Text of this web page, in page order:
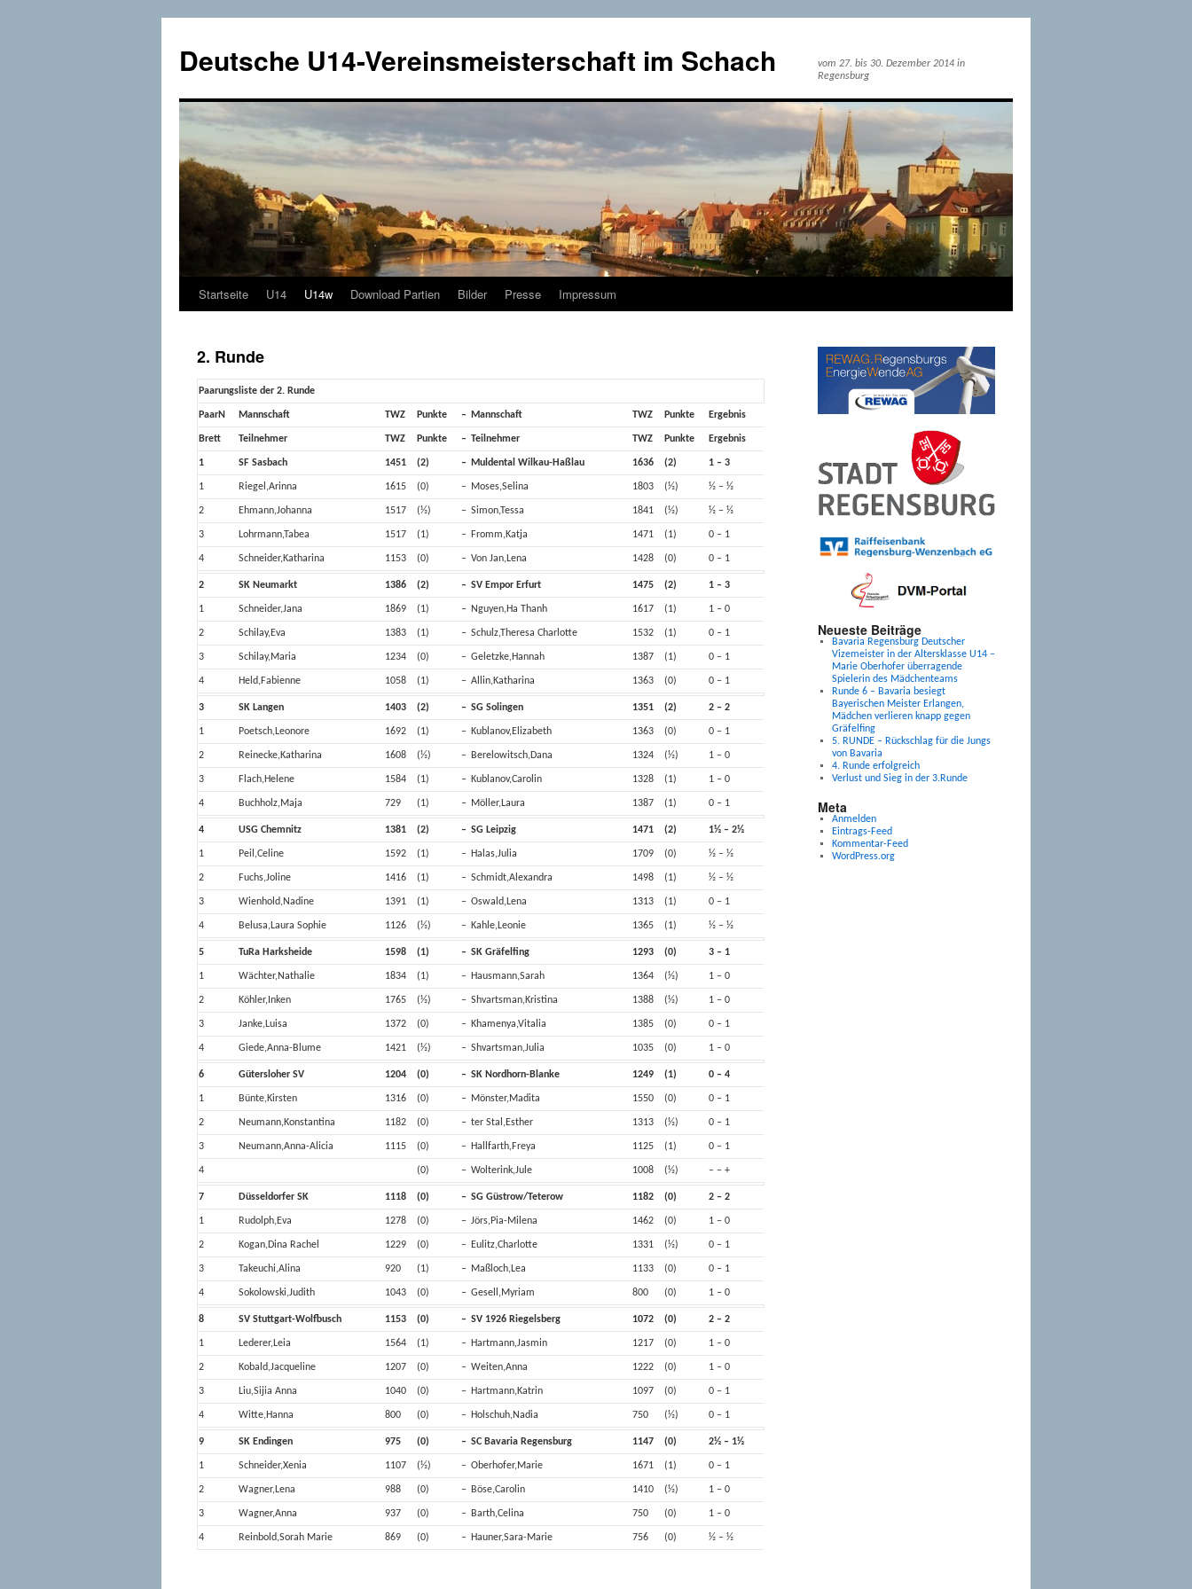
Deutsche U14-Vereinsmeisterschaft im Schach
vom 27. bis 30. Dezember 2014 in
Regensburg
Zum
springen
Startseite U14 U14w Download Partien Bilder Presse Impressum
2. Runde
Paarungsliste der 2. Runde
PaarN Mannschaft TWZ Punkte – Mannschaft TWZ Punkte Ergebnis
Brett Teilnehmer TWZ Punkte – Teilnehmer TWZ Punkte Ergebnis
1 SF Sasbach 1451 (2) – Muldental Wilkau-Haßlau 1636 (2) 1 – 3
1 Riegel,Arinna 1615 (0) – Moses,Selina 1803 (½) ½ – ½
2 Ehmann,Johanna 1517 (½) – Simon,Tessa 1841 (½) ½ – ½
3 Lohrmann,Tabea 1517 (1) – Fromm,Katja 1471 (1) 0 – 1
4 Schneider,Katharina 1153 (0) – Von Jan,Lena 1428 (0) 0 – 1
2 SK Neumarkt 1386 (2) – SV Empor Erfurt 1475 (2) 1 – 3
1 Schneider,Jana 1869 (1) – Nguyen,Ha Thanh 1617 (1) 1 – 0
2 Schilay,Eva 1383 (1) – Schulz,Theresa Charlotte 1532 (1) 0 – 1
3 Schilay,Maria 1234 (0) – Geletzke,Hannah 1387 (1) 0 – 1
4 Held,Fabienne 1058 (1) – Allin,Katharina 1363 (0) 0 – 1
3 SK Langen 1403 (2) – SG Solingen 1351 (2) 2 – 2
1 Poetsch,Leonore 1692 (1) – Kublanov,Elizabeth 1363 (0) 0 – 1
2 Reinecke,Katharina 1608 (½) – Berelowitsch,Dana 1324 (½) 1 – 0
3 Flach,Helene 1584 (1) – Kublanov,Carolin 1328 (1) 1 – 0
4 Buchholz,Maja 729 (1) – Möller,Laura 1387 (1) 0 – 1
4 USG Chemnitz 1381 (2) – SG Leipzig 1471 (2) 1½ – 2½
1 Peil,Celine 1592 (1) – Halas,Julia 1709 (0) ½ – ½
2 Fuchs,Joline 1416 (1) – Schmidt,Alexandra 1498 (1) ½ – ½
3 Wienhold,Nadine 1391 (1) – Oswald,Lena 1313 (1) 0 – 1
4 Belusa,Laura Sophie 1126 (½) – Kahle,Leonie 1365 (1) ½ – ½
5 TuRa Harksheide 1598 (1) – SK Gräfelfing 1293 (0) 3 – 1
1 Wächter,Nathalie 1834 (1) – Hausmann,Sarah 1364 (½) 1 – 0
2 Köhler,Inken 1765 (½) – Shvartsman,Kristina 1388 (½) 1 – 0
3 Janke,Luisa 1372 (0) – Khamenya,Vitalia 1385 (0) 0 – 1
4 Giede,Anna-Blume 1421 (½) – Shvartsman,Julia 1035 (0) 1 – 0
6 Gütersloher SV 1204 (0) – SK Nordhorn-Blanke 1249 (1) 0 – 4
1 Bünte,Kirsten 1316 (0) – Mönster,Madita 1550 (0) 0 – 1
2 Neumann,Konstantina 1182 (0) – ter Stal,Esther 1313 (½) 0 – 1
3 Neumann,Anna-Alicia 1115 (0) – Hallfarth,Freya 1125 (1) 0 – 1
4 (0) – Wolterink,Jule 1008 (½) – – +
7 Düsseldorfer SK 1118 (0) – SG Güstrow/Teterow 1182 (0) 2 – 2
1 Rudolph,Eva 1278 (0) – Jörs,Pia-Milena 1462 (0) 1 – 0
2 Kogan,Dina Rachel 1229 (0) – Eulitz,Charlotte 1331 (½) 0 – 1
3 Takeuchi,Alina 920 (1) – Maßloch,Lea 1133 (0) 0 – 1
4 Sokolowski,Judith 1043 (0) – Gesell,Myriam 800 (0) 1 – 0
8 SV Stuttgart-Wolfbusch 1153 (0) – SV 1926 Riegelsberg 1072 (0) 2 – 2
1 Lederer,Leia 1564 (1) – Hartmann,Jasmin 1217 (0) 1 – 0
2 Kobald,Jacqueline 1207 (0) – Weiten,Anna 1222 (0) 1 – 0
3 Liu,Sijia Anna 1040 (0) – Hartmann,Katrin 1097 (0) 0 – 1
4 Witte,Hanna 800 (0) – Holschuh,Nadia 750 (½) 0 – 1
9 SK Endingen 975 (0) – SC Bavaria Regensburg 1147 (0) 2½ – 1½
1 Schneider,Xenia 1107 (½) – Oberhofer,Marie 1671 (1) 0 – 1
2 Wagner,Lena 988 (0) – Böse,Carolin 1410 (½) 1 – 0
3 Wagner,Anna 937 (0) – Barth,Celina 750 (0) 1 – 0
4 Reinbold,Sorah Marie 869 (0) – Hauner,Sara-Marie 756 (0) ½ – ½
Neueste Beiträge
Bavaria Regensburg Deutscher
Vizemeister in der Altersklasse U14 –
Marie Oberhofer überragende
Spielerin des Mädchenteams
Runde 6 – Bavaria besiegt
Bayerischen Meister Erlangen,
Mädchen verlieren knapp gegen
Gräfelfing
5. RUNDE – Rückschlag für die Jungs
von Bavaria
4. Runde erfolgreich
Verlust und Sieg in der 3.Runde
Meta
Anmelden
Eintrags-Feed
Kommentar-Feed
WordPress.org